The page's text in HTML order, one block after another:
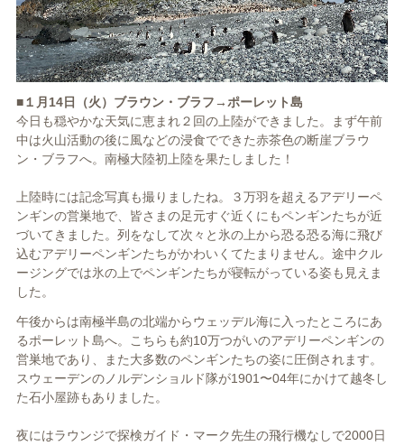
■１月14日（火）ブラウン・ブラフ→ポーレット島
今日も穏やかな天気に恵まれ２回の上陸ができました。まず午前
中は火山活動の後に風などの浸食でできた赤茶色の断崖ブラウ
ン・ブラフへ。南極大陸初上陸を果たしました！
上陸時には記念写真も撮りましたね。３万羽を超えるアデリーペ
ンギンの営巣地で、皆さまの足元すぐ近くにもペンギンたちが近
づいてきました。列をなして次々と氷の上から恐る恐る海に飛び
込むアデリーペンギンたちがかわいくてたまりません。途中クル
ージングでは氷の上でペンギンたちが寝転がっている姿も見えま
した。
午後からは南極半島の北端からウェッデル海に入ったところにあ
るポーレット島へ。こちらも約10万つがいのアデリーペンギンの
営巣地であり、また大多数のペンギンたちの姿に圧倒されます。
スウェーデンのノルデンショルド隊が1901〜04年にかけて越冬し
た石小屋跡もありました。
夜にはラウンジで探検ガイド・マーク先生の飛行機なしで2000日